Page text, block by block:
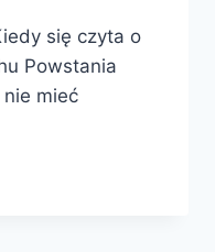
się czyta o
Powstania
mieć